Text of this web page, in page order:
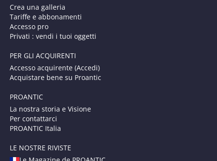
Crea una galleria
Tariffe e abbonamenti
Accesso pro
Privati : vendi i tuoi oggetti
PER GLI ACQUIRENTI
Accesso acquirente (Accedi)
Acquistare bene su Proantic
PROANTIC
La nostra storia e Visione
Per contattarci
PROANTIC Italia
LE NOSTRE RIVISTE